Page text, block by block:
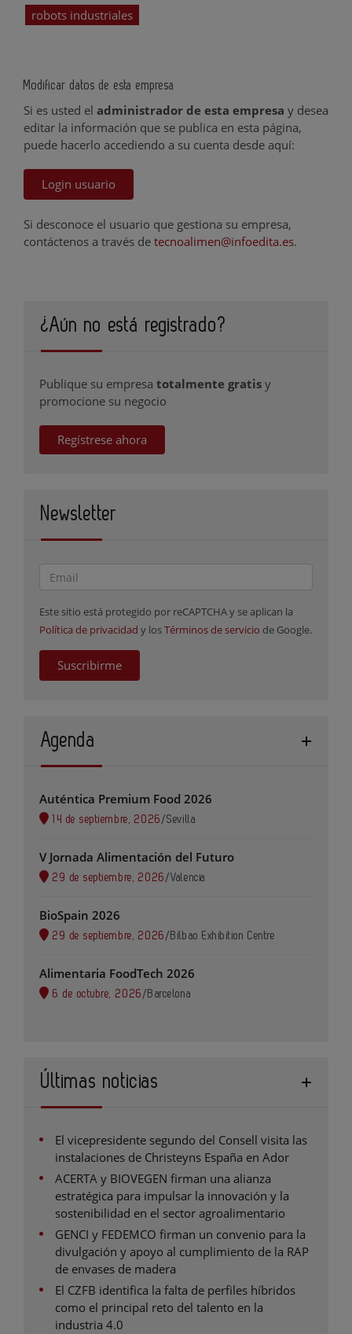
robots industriales
Modificar datos de esta empresa
Si es usted el administrador de esta empresa y desea
editar la información que se publica en esta página,
puede hacerlo accediendo a su cuenta desde aquí:
Login usuario
Si desconoce el usuario que gestiona su empresa,
contáctenos a través de tecnoalimen@infoedita.es.
¿Aún no está registrado?
Publique su empresa totalmente gratis y
promocione su negocio
Regístrese ahora
Newsletter
Este sitio está protegido por reCAPTCHA y se aplican la
Política de privacidad y losTérminos de servicio de Google.
Suscribirme
Agenda
Auténtica Premium Food 2026
14 de septiembre, 2026 /Sevilla
V Jornada Alimentación del Futuro
29 de septiembre, 2026 /Valencia
BioSpain 2026
29 de septiembre, 2026 / Bilbao Exhibition Centre
Alimentaria FoodTech 2026
6 de octubre, 2026 / Barcelona
Últimas noticias
El vicepresidente segundo del Consell visita las
instalaciones de Christeyns España en Ador
ACERTA y BIOVEGEN firman una alianza
estratégica para impulsar la innovación y la
sostenibilidad en el sector agroalimentario
GENCI y FEDEMCO firman un convenio para la
divulgación y apoyo al cumplimiento de la RAP
de envases de madera
El CZFB identifica la falta de perfiles híbridos
como el principal reto del talento en la
industria 4.0